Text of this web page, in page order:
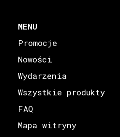
MENU
Promocje
Nowości
Wydarzenia
Wszystkie produkty
FAQ
Mapa witryny